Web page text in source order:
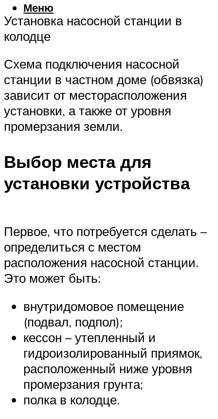
Меню
Установка насосной станции в
колодце
Схема подключения насосной
станции в частном доме (обвязка)
зависит от месторасположения
установки, а также от уровня
промерзания земли.
Выбор места для
установки устройства
Первое, что потребуется сделать –
определиться с местом
расположения насосной станции.
Это может быть:
внутридомовое помещение
(подвал, подпол);
кессон – утепленный и
гидроизолированный приямок,
расположенный ниже уровня
промерзания грунта;
полка в колодце.